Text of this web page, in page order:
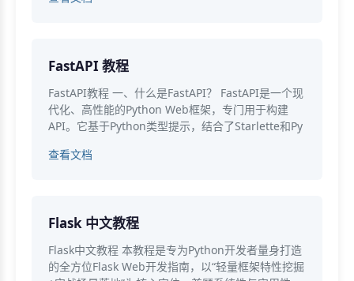
FastAPI 教程
FastAPI教程 一、什么是FastAPI？ FastAPI是一个现
代化、高性能的Python Web框架，专门用于构建
API。它基于Python类型提示，结合了Starlette和Py
查看文档
Flask 中文教程
Flask中文教程 本教程是专为Python开发者量身打造
的全方位Flask Web开发指南，以“轻量框架特性挖掘